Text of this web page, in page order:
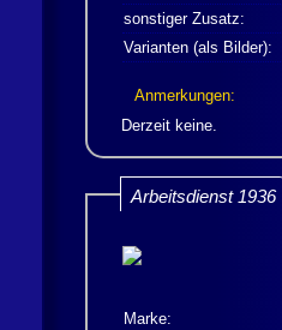
sonstiger Zusatz:
Varianten (als Bilder):
Anmerkungen:
Derzeit keine.
Arbeitsdienst 1936
Marke: